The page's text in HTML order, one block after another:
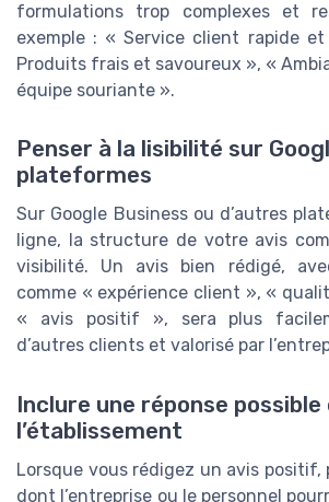
formulations trop complexes et
exemple : « Service client rapide
Produits frais et savoureux », «
équipe souriante ».
Penser à la lisibilité sur
plateformes
Sur Google Business ou d’autres
ligne, la structure de votre avis
visibilité. Un avis bien rédigé,
comme « expérience client », «
« avis positif », sera plus
d’autres clients et valorisé par
Inclure une réponse possible
l’établissement
Lorsque vous rédigez un avis positif,
dont l’entreprise ou le personnel